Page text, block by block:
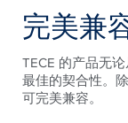
完美兼
TECE 的产品无
最佳的契合性。
可完美兼容。